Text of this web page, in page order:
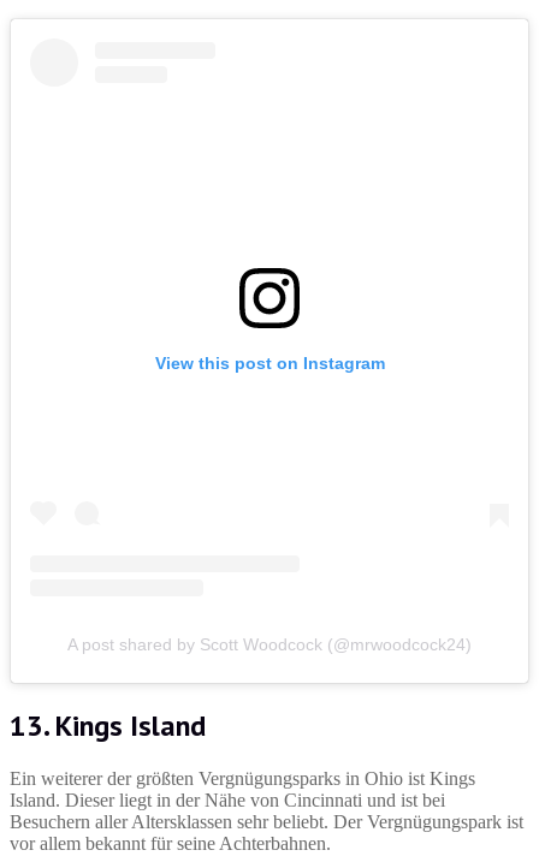
View this post on Instagram
A post shared by Scott Woodcock (@mrwoodcock24)
13. Kings Island
Ein weiterer der größten Vergnügungsparks in Ohio ist Kings
Island. Dieser liegt in der Nähe von Cincinnati und ist bei
Besuchern aller Altersklassen sehr beliebt. Der Vergnügungspark ist
vor allem bekannt für seine Achterbahnen.